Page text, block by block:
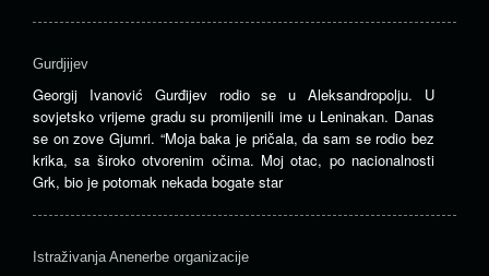
Gurdjijev
Georgij Ivanović Gurđijev rodio se u Aleksandropolju. U
sovjetsko vrijeme gradu su promijenili ime u Leninakan. Danas
se on zove Gjumri. “Moja baka je pričala, da sam se rodio bez
krika, sa široko otvorenim očima. Moj otac, po nacionalnosti
Grk, bio je potomak nekada bogate star
Istraživanja Anenerbe organizacije